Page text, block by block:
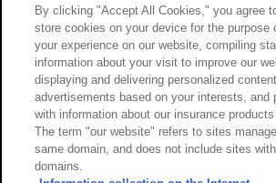
【お詫び】超保険のよくあるご質問（FAQ
もっと見る
サイトのご利用について
By clicking "Accept All Cookies," you agree
store cookies on your device for the purpose
your experience on our website, compiling
information about your visit to improve our
displaying and delivering personalized
advertisements based on your interests, and
with information about our insurance
The term "our website" refers to sites
same domain, and does not include sites
domains.